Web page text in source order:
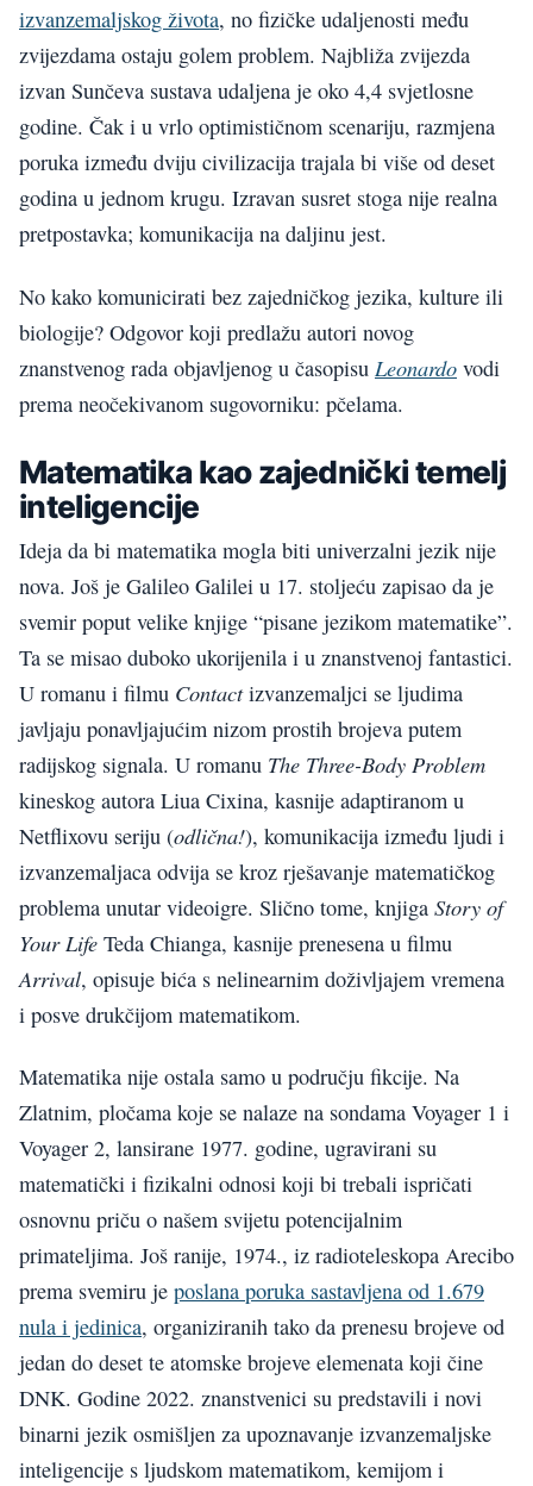
izvanzemaljskog života, no fizičke udaljenosti među
zvijezdama ostaju golem problem. Najbliža zvijezda
izvan Sunčeva sustava udaljena je oko 4,4 svjetlosne
godine. Čak i u vrlo optimističnom scenariju, razmjena
poruka između dviju civilizacija trajala bi više od deset
godina u jednom krugu. Izravan susret stoga nije realna
pretpostavka; komunikacija na daljinu jest.
No kako komunicirati bez zajedničkog jezika, kulture ili
biologije? Odgovor koji predlažu autori novog
znanstvenog rada objavljenog u časopisu Leonardo vodi
prema neočekivanom sugovorniku: pčelama.
Matematika kao zajednički temelj
inteligencije
Ideja da bi matematika mogla biti univerzalni jezik nije
nova. Još je Galileo Galilei u 17. stoljeću zapisao da je
svemir poput velike knjige “pisane jezikom matematike”.
Ta se misao duboko ukorijenila i u znanstvenoj fantastici.
U romanu i filmu Contactizvanzemaljci se ljudima
javljaju ponavljajućim nizom prostih brojeva putem
radijskog signala. U romanu The Three-Body Problem
kineskog autora Liua Cixina, kasnije adaptiranom u
Netflixovu seriju (odlična!), komunikacija između ljudi i
izvanzemaljaca odvija se kroz rješavanje matematičkog
problema unutar videoigre. Slično tome, knjiga Story of
Your Life Teda Chianga, kasnije prenesena u filmu
Arrival, opisuje bića s nelinearnim doživljajem vremena
i posve drukčijom matematikom.
Matematika nije ostala samo u području fikcije. Na
Zlatnim, pločama koje se nalaze na sondama Voyager 1 i
Voyager 2, lansirane 1977. godine, ugravirani su
matematički i fizikalni odnosi koji bi trebali ispričati
osnovnu priču o našem svijetu potencijalnim
primateljima. Još ranije, 1974., iz radioteleskopa Arecibo
prema svemiru je poslana poruka sastavljena od 1.679
nula i jedinica, organiziranih tako da prenesu brojeve od
jedan do deset te atomske brojeve elemenata koji čine
DNK. Godine 2022. znanstvenici su predstavili i novi
binarni jezik osmišljen za upoznavanje izvanzemaljske
inteligencije s ljudskom matematikom, kemijom i